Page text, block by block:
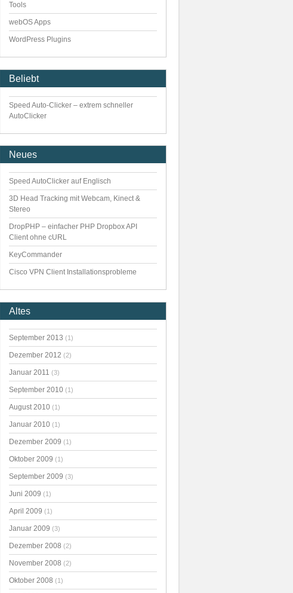
Tools
webOS Apps
WordPress Plugins
Beliebt
Speed Auto-Clicker – extrem schneller
AutoClicker
Neues
Speed AutoClicker auf Englisch
3D Head Tracking mit Webcam, Kinect &
Stereo
DropPHP – einfacher PHP Dropbox API
Client ohne cURL
KeyCommander
Cisco VPN Client Installationsprobleme
Altes
September 2013 (1)
Dezember 2012 (2)
Januar 2011 (3)
September 2010 (1)
August 2010 (1)
Januar 2010 (1)
Dezember 2009 (1)
Oktober 2009 (1)
September 2009 (3)
Juni 2009 (1)
April 2009 (1)
Januar 2009 (3)
Dezember 2008 (2)
November 2008 (2)
Oktober 2008 (1)